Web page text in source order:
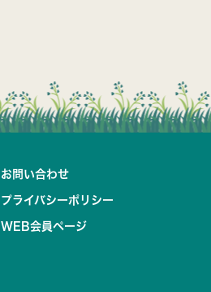
お問い合わせ
プライバシーポリシー
WEB会員ページ